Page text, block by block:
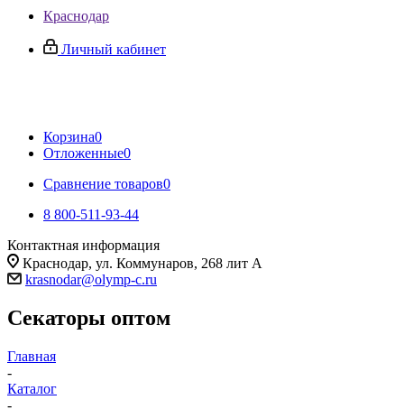
Краснодар
Личный кабинет
Корзина0
Отложенные0
Сравнение товаров0
8 800-511-93-44
Контактная информация
Краснодар, ул. Коммунаров, 268 лит А
krasnodar@olymp-c.ru
Секаторы оптом
Главная
-
Каталог
-